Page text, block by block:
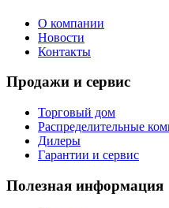
О компании
Новости
Контакты
Продажи и сервис
Торговый дом
Распределительные
Дилеры
Гарантии и сервис
Полезная информация